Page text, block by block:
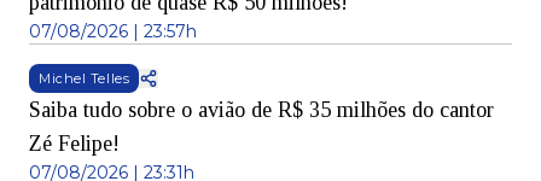
07/08/2026 | 23:57h
Michel Telles
Saiba tudo sobre o avião de R$ 35 milhões do cantor
Zé Felipe!
07/08/2026 | 23:31h